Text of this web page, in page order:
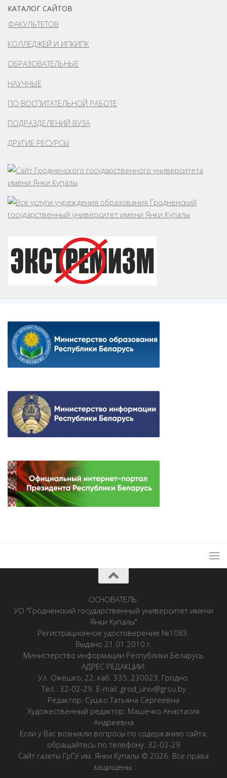
КАТАЛОГ САЙТОВ
ФАКУЛЬТЕТОВ
КОЛЛЕДЖЕЙ И ИПКИПК
ОБРАЗОВАТЕЛЬНЫЕ
НАУЧНЫЕ
ПО ВОСПИТАТЕЛЬНОЙ РАБОТЕ
ПОДРАЗДЕЛЕНИЙ ВУЗА
ДРУГИЕ РЕСУРСЫ
ОСНОВАТЕЛЬ:
УО "Гродненский государственный университет имени
Янки Купалы"
Регистрационное удостоверение №1083.
Выдано 21.01.2010 г.
Министерство информации Республики Беларусь
АДРЕС РЕДАКЦИИ:
Ул. Ожешко, 22, каб. 335, 230023, Гродно.
Тел.: 32-02-29. E-mail: grod_univ@grsu.by
Редактор: Сушко Татьяна Сергеевна
Художественный редактор: Машечко Анастасия
Андреевна
Если у Вас возникли вопросы по содержанию сайта,
обращайтесь по телефону: 32-02-29
Сайт газеты ГрГУ им. Янки Купалы © 2026. Все права
защищены.